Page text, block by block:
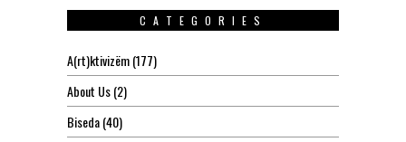
CATEGORIES
A(rt)ktivizëm(177)
About Us(2)
Biseda(40)